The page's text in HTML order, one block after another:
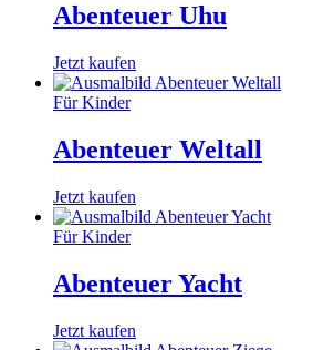
Abenteuer Uhu
Jetzt kaufen
Für Kinder
Abenteuer Weltall
Jetzt kaufen
Für Kinder
Abenteuer Yacht
Jetzt kaufen